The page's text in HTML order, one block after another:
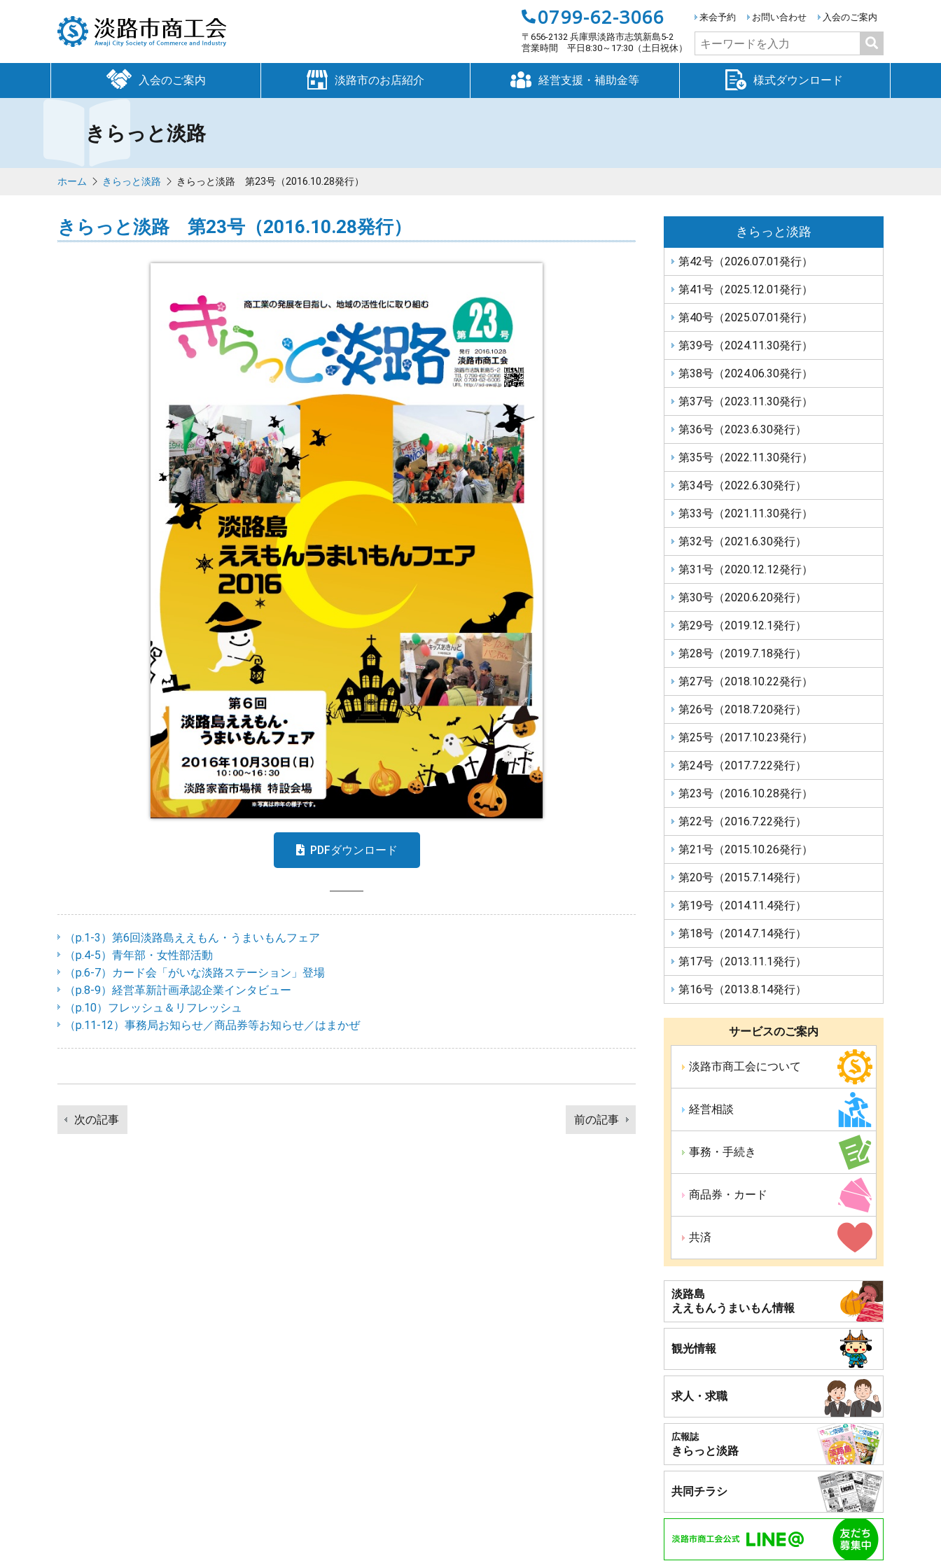
来会予約 お問い合わせ 入会のご案内
検
索:
0799-62-3066
〒656-2132 兵庫県淡路市志筑新島5-2
営業時間 平日8:30～17:30（土日祝休）
入会のご案内 淡路市のお店紹介 経営支援・補助金等 様式ダウンロード
きらっと淡路
ホーム きらっと淡路 きらっと淡路 第23号（2016.10.28発行）
きらっと淡路 第23号（2016.10.28発行）
PDFダウンロード
（p.1-3）第6回淡路島ええもん・うまいもんフェア
（p.4-5）青年部・女性部活動
（p.6-7）カード会「がいな淡路ステーション」登場
（p.8-9）経営革新計画承認企業インタビュー
（p.10）フレッシュ＆リフレッシュ
（p.11-12）事務局お知らせ／商品券等お知らせ／はまかぜ
投
稿
前の記事
次の記事
きらっと淡路
第42号（2026.07.01発行）
第41号（2025.12.01発行）
第40号（2025.07.01発行）
第39号（2024.11.30発行）
第38号（2024.06.30発行）
第37号（2023.11.30発行）
第36号（2023.6.30発行）
第35号（2022.11.30発行）
第34号（2022.6.30発行）
第33号（2021.11.30発行）
第32号（2021.6.30発行）
第31号（2020.12.12発行）
第30号（2020.6.20発行）
第29号（2019.12.1発行）
第28号（2019.7.18発行）
第27号（2018.10.22発行）
第26号（2018.7.20発行）
第25号（2017.10.23発行）
第24号（2017.7.22発行）
第23号（2016.10.28発行）
第22号（2016.7.22発行）
第21号（2015.10.26発行）
第20号（2015.7.14発行）
第19号（2014.11.4発行）
第18号（2014.7.14発行）
第17号（2013.11.1発行）
第16号（2013.8.14発行）
サービスのご案内
淡路市商工会について
経営相談
事務・手続き
商品券・カード
共済
淡路島
ええもんうまいもん情報
観光情報
求人・求職
広報誌
きらっと淡路
共同チラシ